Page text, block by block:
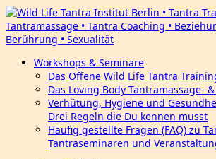
Workshops & Seminare
Das Offene Wild Life Tantra
Das Loving Body Tantramassage-
Verhütung, Hygiene und
Drei Regeln die Du kennen musst
Häufig gestellte Fragen (FAQ) zu
Tantraseminaren und